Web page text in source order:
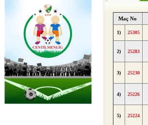
Maç No
1) 25305
2) 25283
3) 25230
4) 25226
5) 25224